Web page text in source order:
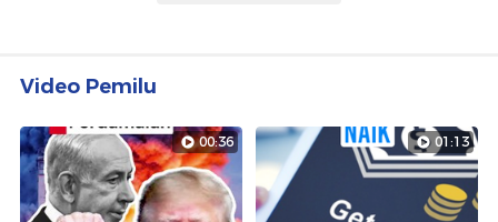
Video Pemilu
00:36 01:13